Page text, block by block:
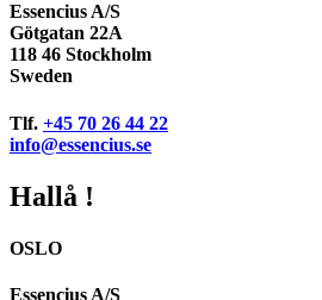
Essencius A/S
Götgatan 22A
118 46 Stockholm
Sweden
Tlf. +45 70 26 44 22
info@essencius.se
Hallå !
OSLO
Essencius A/S